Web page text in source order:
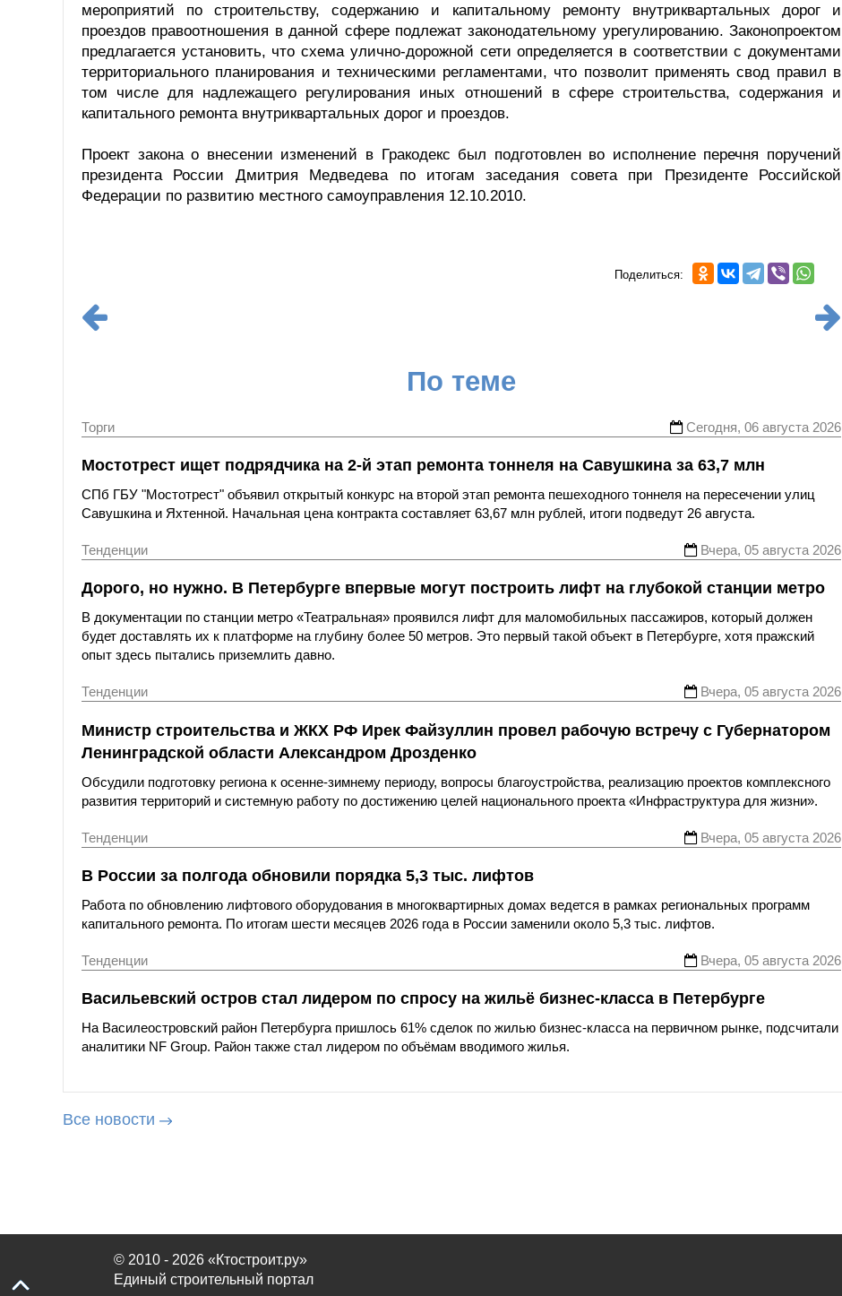
мероприятий по строительству, содержанию и капитальному ремонту внутриквартальных дорог и
проездов правоотношения в данной сфере подлежат законодательному урегулированию. Законопроектом
предлагается установить, что схема улично-дорожной сети определяется в соответствии с документами
территориального планирования и техническими регламентами, что позволит применять свод правил в
том числе для надлежащего регулирования иных отношений в сфере строительства, содержания и
капитального ремонта внутриквартальных дорог и проездов.
Проект закона о внесении изменений в Гракодекс был подготовлен во исполнение перечня поручений
президента России Дмитрия Медведева по итогам заседания совета при Президенте Российской
Федерации по развитию местного самоуправления 12.10.2010.
Поделиться:
По теме
Торги Сегодня, 06 августа 2026
Мостотрест ищет подрядчика на 2-й этап ремонта тоннеля на Савушкина за 63,7 млн
СПб ГБУ "Мостотрест" объявил открытый конкурс на второй этап ремонта пешеходного тоннеля на пересечении улиц
Савушкина и Яхтенной. Начальная цена контракта составляет 63,67 млн рублей, итоги подведут 26 августа.
Тенденции Вчера, 05 августа 2026
Дорого, но нужно. В Петербурге впервые могут построить лифт на глубокой станции метро
В документации по станции метро «Театральная» проявился лифт для маломобильных пассажиров, который должен
будет доставлять их к платформе на глубину более 50 метров. Это первый такой объект в Петербурге, хотя пражский
опыт здесь пытались приземлить давно.
Тенденции Вчера, 05 августа 2026
Министр строительства и ЖКХ РФ Ирек Файзуллин провел рабочую встречу с Губернатором
Ленинградской области Александром Дрозденко
Обсудили подготовку региона к осенне-зимнему периоду, вопросы благоустройства, реализацию проектов комплексного
развития территорий и системную работу по достижению целей национального проекта «Инфраструктура для жизни».
Тенденции Вчера, 05 августа 2026
В России за полгода обновили порядка 5,3 тыс. лифтов
Работа по обновлению лифтового оборудования в многоквартирных домах ведется в рамках региональных программ
капитального ремонта. По итогам шести месяцев 2026 года в России заменили около 5,3 тыс. лифтов.
Тенденции Вчера, 05 августа 2026
Васильевский остров стал лидером по спросу на жильё бизнес-класса в Петербурге
На Василеостровский район Петербурга пришлось 61% сделок по жилью бизнес-класса на первичном рынке, подсчитали
аналитики NF Group. Район также стал лидером по объёмам вводимого жилья.
Все новости
© 2010 - 2026 «Ктостроит.ру»
Единый строительный портал